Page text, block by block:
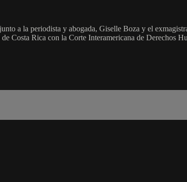
a la periodista y abogada, Giselle Boza y el
Costa Rica con la Corte Interamericana de Derechos